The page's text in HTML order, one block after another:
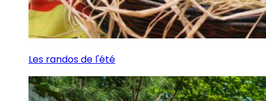
Les randos de l'été